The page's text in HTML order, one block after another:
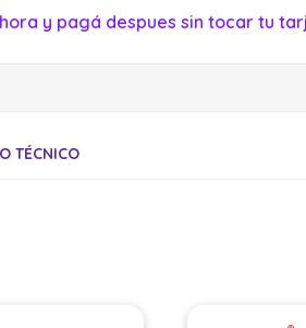
y pagá despues sin tocar tu
TÉCNICO